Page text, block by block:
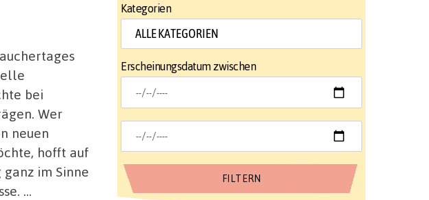
bei
Wer
neuen
hofft auf
im Sinne
…
Kategorien
Erscheinungsdatum zwischen